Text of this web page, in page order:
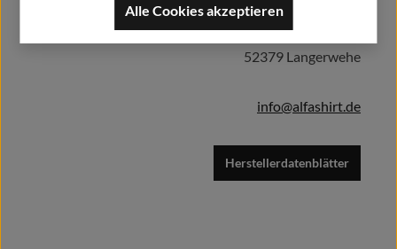
Alfa GmbH / Alfashirt
Weisweilerstr.20-22
52379 Langerwehe
info@alfashirt.de
Herstellerdatenblätter
Alle Cookies akzeptieren